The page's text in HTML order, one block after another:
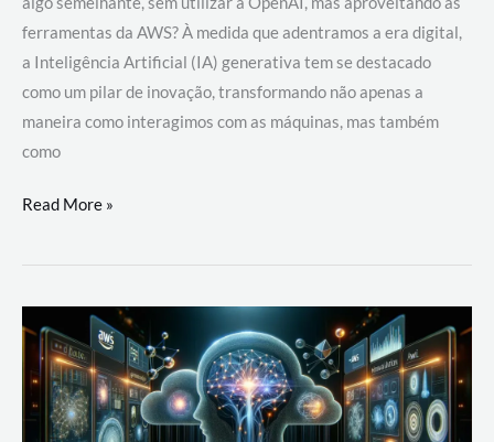
ferramentas da AWS? À medida que adentramos a era digital,
a Inteligência Artificial (IA) generativa tem se destacado
como um pilar de inovação, transformando não apenas a
maneira como interagimos com as máquinas, mas também
como
Desenvolvimento
um
com
AWS
Read More »